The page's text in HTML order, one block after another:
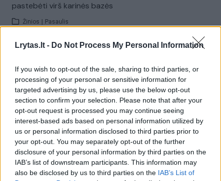
Lrytas.lt - Do Not Process My Personal Information
If you wish to opt-out of the sale, sharing to third parties, or
processing of your personal or sensitive information for
targeted advertising by us, please use the below opt-out
section to confirm your selection. Please note that after your
opt-out request is processed you may continue seeing
interest-based ads based on personal information utilized by
us or personal information disclosed to third parties prior to
your opt-out. You may separately opt-out of the further
disclosure of your personal information by third parties on the
IAB’s list of downstream participants. This information may
also be disclosed by us to third parties on the IAB’s List of
pastebėti virš karinės bazės
Žinios Pasaulis
Žiūrimiausi įrašai
00:00:30
Vaizdai iš tragiškos avarijos Vilniaus r.: dviejų moterų ir
vaiko gyvybių išgelbėti nepavyko
Žinios Lietuvos diena